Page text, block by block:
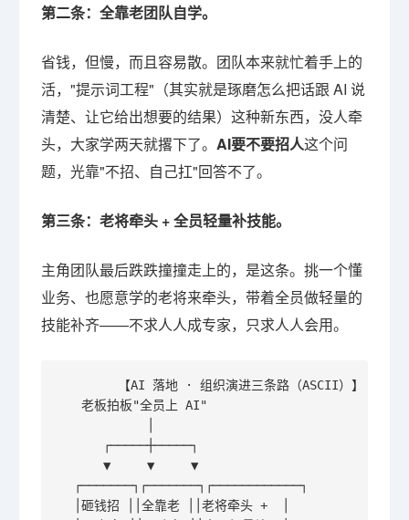
第二条：全靠老团队自学。
省钱，但慢，而且容易散。团队本来就忙着手上的
活，"提示词工程"（其实就是琢磨怎么把话跟 AI 说
清楚、让它给出想要的结果）这种新东西，没人牵
头，大家学两天就撂下了。 AI要不要招人这个问
题，光靠"不招、自己扛"回答不了。
第三条：老将牵头 + 全员轻量补技能。
主角团队最后跌跌撞撞走上的，是这条。挑一个懂
业务、也愿意学的老将来牵头，带着全员做轻量的
技能补齐——不求人人成专家，只求人人会用。
【AI 落地 · 组织演进三条路（ASCII）】
老板拍板"全员上 AI"
┌─────┼─────┐
▼     ▼     ▼
┌───────┐┌───────┐┌────────────┐
│砸钱招 ││全靠老 ││老将牵头 +  │